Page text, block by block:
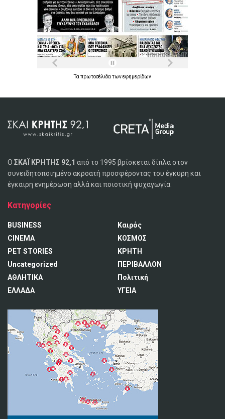
Τα πρωτοσέλιδα τωνεφημερίδων
Ο ΣΚΑΪ ΚΡΗΤΗΣ 92,1 από το 1995 βρίσκεται δίπλα στον
συνειδητοποιημένο ακροατή προσφέροντας του έγκυρη και
έγκαιρη ενημέρωση αλλά και ποιοτική ψυχαγωγία.
Κατηγορίες
BUSINESS
CINEMA
PET STORIES
Uncategorized
ΑΘΛΗΤΙΚΑ
ΕΛΛΑΔΑ
Καιρός
ΚΟΣΜΟΣ
ΚΡΗΤΗ
ΠΕΡΙΒΑΛΛΟΝ
Πολιτική
ΥΓΕΙΑ